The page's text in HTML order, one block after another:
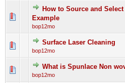
How to Source and
Example
bop12mo
0 Bewertung(en) - 0 von 5
Surface Laser Cleaning
bop12mo
0 Bewertung(en) - 0 von 5
12
What is Spunlace Non
bop12mo
0 Bewertung(en) - 0 von 5
1 234